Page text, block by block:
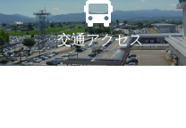
交通アクセス